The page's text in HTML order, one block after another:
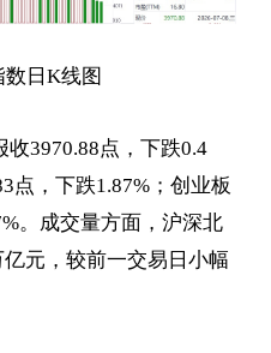
日K线图
3970.88点，下跌0.4
点，下跌1.87%；创业板
。成交量方面，沪深北
元，较前一交易日小幅